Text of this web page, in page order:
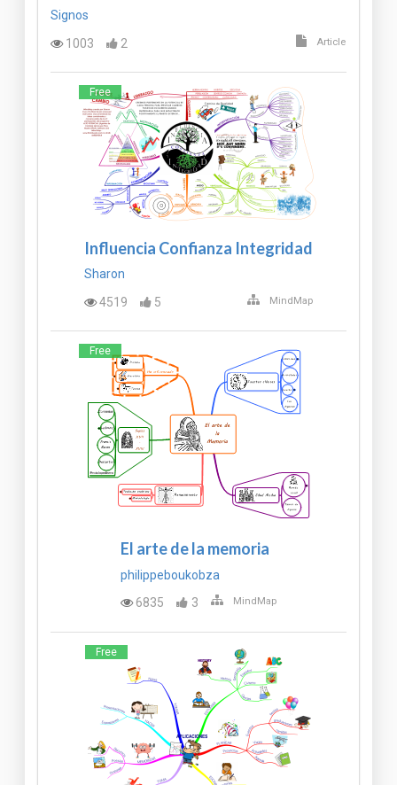
Signos
1003
2 Article
Free
Influencia Confianza Integridad
Sharon
4519
5 MindMap
Free
El arte de la memoria
philippeboukobza
6835
3 MindMap
Free